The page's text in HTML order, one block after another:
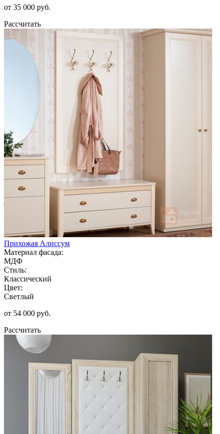
от 35 000 руб.
Рассчитать
Прихожая Алиссум
Материал фасада:
МДФ
Стиль:
Классический
Цвет:
Светлый
от 54 000 руб.
Рассчитать